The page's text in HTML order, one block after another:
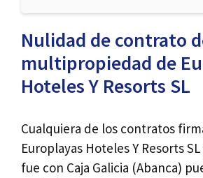
Nulidad de contrato
multipropiedad de
Hoteles Y Resorts SL
Cualquiera de los contratos
Europlayas Hoteles Y Resorts
fue con Caja Galicia (Abanca)